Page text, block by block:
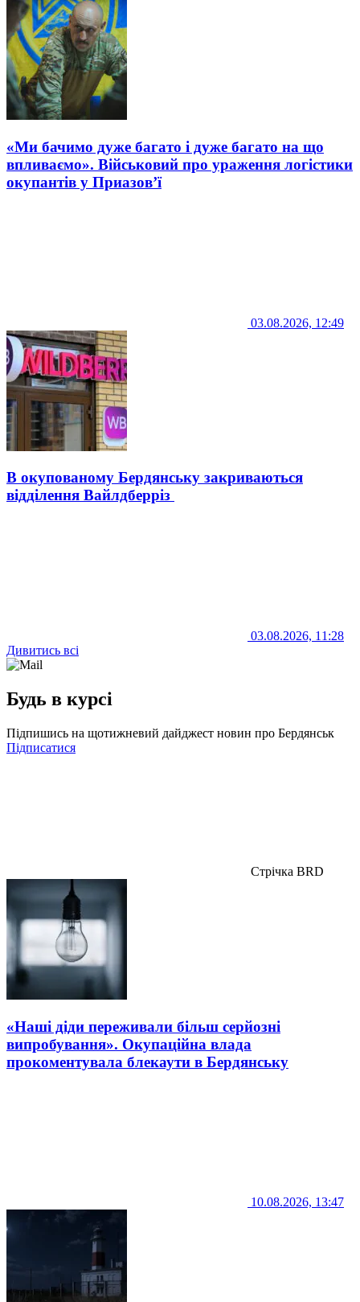
«Ми бачимо дуже багато і дуже багато на що
впливаємо». Військовий про ураження логістики
окупантів у Приазов’ї
03.08.2026, 12:49
В окупованому Бердянську закриваються
відділення Вайлдберріз
03.08.2026, 11:28
Дивитись всі
Будь в курсі
Підпишись на щотижневий дайджест новин про Бердянськ
Підписатися
Стрічка BRD
«Наші діди переживали більш серйозні
випробування». Окупаційна влада
прокоментувала блекаути в Бердянську
10.08.2026, 13:47